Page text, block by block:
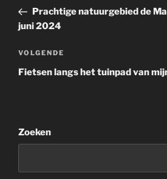
berichtPrachtige natuurgebied de
juni 2024
Volgend
bericht
VOLGENDE
Fietsen langs het tuinpad van
Zoeken